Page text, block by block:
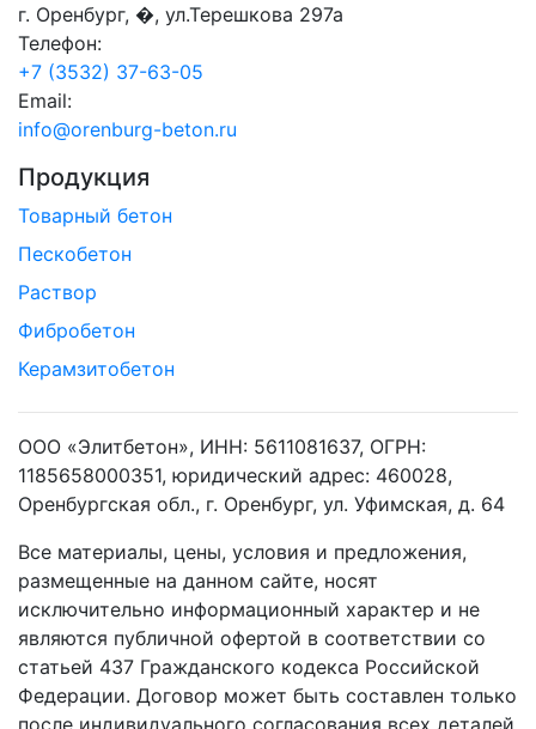
г. Оренбург, �, ул.Терешкова 297а
Телефон:
+7 (3532) 37-63-05
Email:
info@orenburg-beton.ru
Продукция
Товарный бетон
Пескобетон
Раствор
Фибробетон
Керамзитобетон
ООО «Элитбетон», ИНН: 5611081637, ОГРН:
1185658000351, юридический адрес: 460028,
Оренбургская обл., г. Оренбург, ул. Уфимская, д. 64
Все материалы, цены, условия и предложения,
размещенные на данном сайте, носят
исключительно информационный характер и не
являются публичной офертой в соответствии со
статьей 437 Гражданского кодекса Российской
Федерации. Договор может быть составлен только
после индивидуального согласования всех деталей